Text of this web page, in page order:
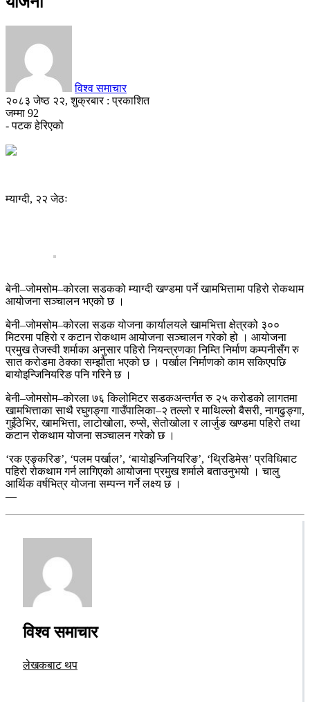
विश्व समाचार
२०८३ जेष्ठ २२, शुक्रबार : प्रकाशित
जम्मा 92
- पटक हेरिएको
म्याग्दी, २२ जेठः
बेनी–जोमसोम–कोरला सडकको म्याग्दी खण्डमा पर्ने खामभित्तामा पहिरो रोकथाम
आयोजना सञ्चालन भएको छ ।
बेनी–जोमसोम–कोरला सडक योजना कार्यालयले खामभित्ता क्षेत्रको ३००
मिटरमा पहिरो र कटान रोकथाम आयोजना सञ्चालन गरेको हो । आयोजना
प्रमुख तेजस्वी शर्माका अनुसार पहिरो नियन्त्रणका निम्ति निर्माण कम्पनीसँग रु
सात करोडमा ठेक्का सम्झौता भएको छ । पर्खाल निर्माणको काम सकिएपछि
बायोइन्जिनियरिङ पनि गरिने छ ।
बेनी–जोमसोम–कोरला ७६ किलोमिटर सडकअन्तर्गत रु २५ करोडको लागतमा
खामभित्ताका साथै रघुगङ्गा गाउँपालिका–२ तल्लो र माथिल्लो बैसरी, नागढुङ्गा,
गुइँठेभिर, खामभित्ता, लाटोखोला, रुप्से, सेतोखोला र लार्जुङ खण्डमा पहिरो तथा
कटान रोकथाम योजना सञ्चालन गरेको छ ।
‘रक एङ्करिङ’, ‘पलम पर्खाल’, ‘बायोइन्जिनियरिङ’, ‘थ्रिडिमेस’ प्रविधिबाट
पहिरो रोकथाम गर्न लागिएको आयोजना प्रमुख शर्माले बताउनुभयो । चालु
आर्थिक वर्षभित्र योजना सम्पन्न गर्ने लक्ष्य छ ।
—
विश्व समाचार
लेखकबाट थप